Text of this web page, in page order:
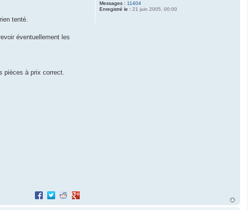
Messages : 11404
Enregistré le : 21 juin 2005, 00:00
tenté.
éventuellement les
pièces à prix correct.
Partager sur Facebook
Partager sur Twitter
Partager sur Reddit
Partager sur Google+